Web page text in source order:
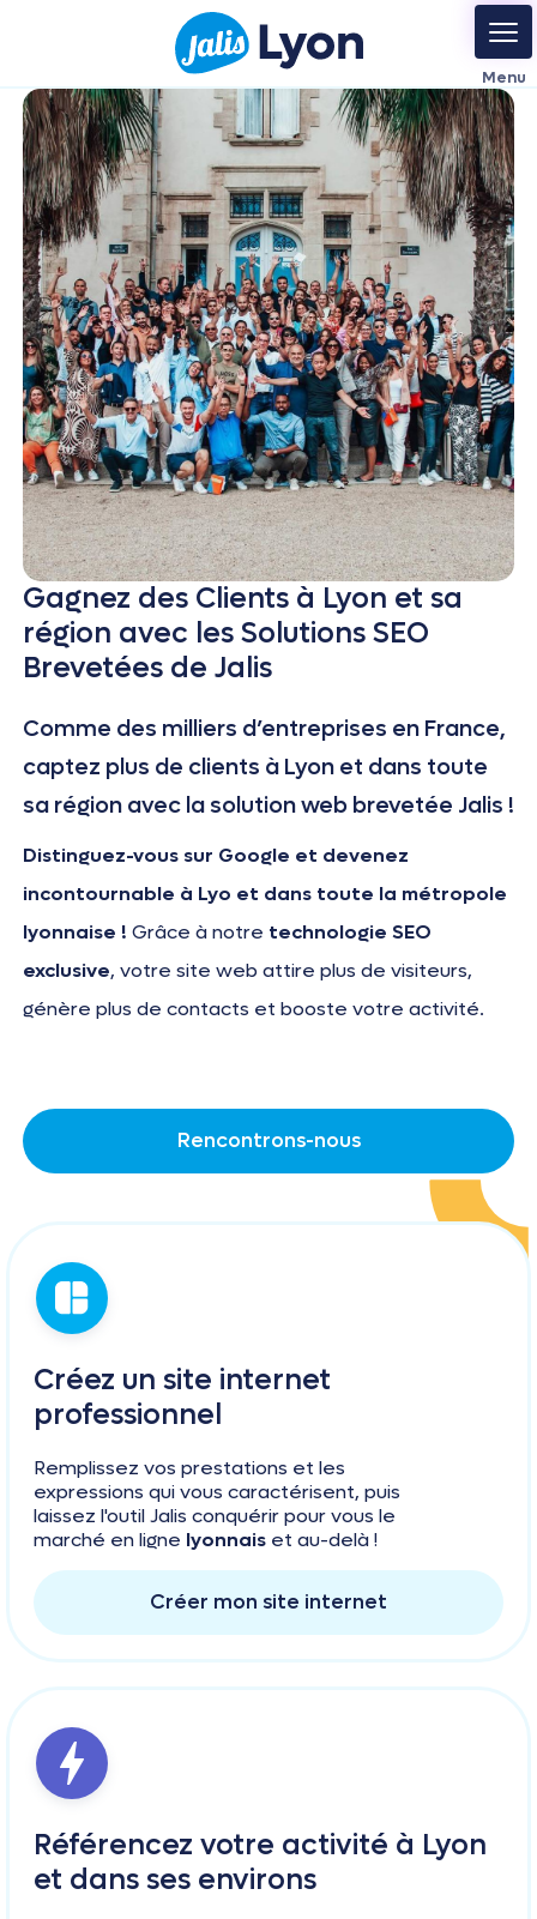
Gagnez des Clients à Lyon et sa
région avec les Solutions SEO
Brevetées de Jalis
Comme des milliers d’entreprises en France,
captez plus de clients à Lyon et dans toute
sa région avec la solution web brevetée Jalis !
Distinguez-vous sur Google et devenez
incontournable à Lyo et dans toute la métropole
lyonnaise ! Grâce à notre technologie SEO
exclusive, votre site web attire plus de visiteurs,
génère plus de contacts et booste votre activité.
Rencontrons-nous
Créez un site internet
professionnel
Remplissez vos prestations et les
expressions qui vous caractérisent, puis
laissez l'outil Jalis conquérir pour vous le
marché en ligne lyonnais et au-delà !
Créer mon site internet
Référencez votre activité à Lyon
et dans ses environs